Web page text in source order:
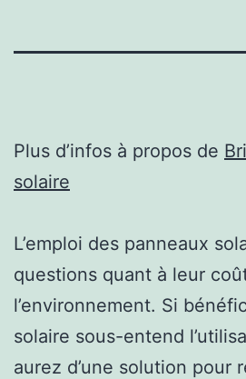
Plus d’infos à propos de
solaire
L’emploi des panneaux
questions quant à leur
l’environnement. Si
solaire sous-entend
aurez d’une solution pour